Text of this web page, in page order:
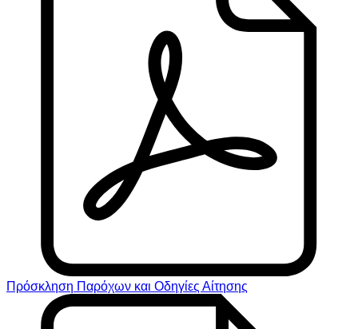
Πρόσκληση Παρόχων και Οδηγίες Αίτησης